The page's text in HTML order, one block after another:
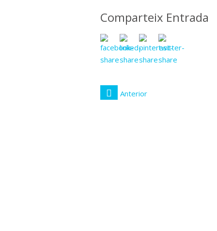
Comparteix Entrada
Anterior